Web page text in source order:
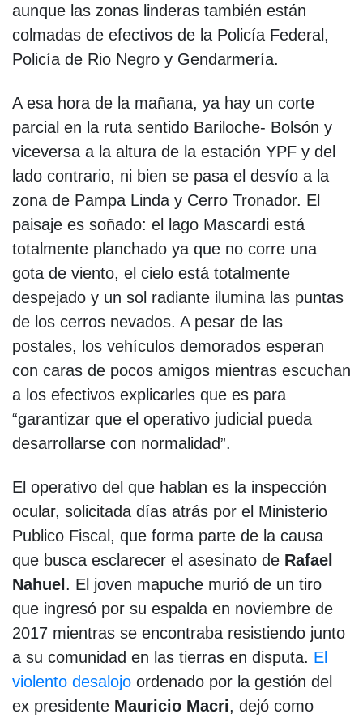
aunque las zonas linderas también están
colmadas de efectivos de la Policía Federal,
Policía de Rio Negro y Gendarmería.
A esa hora de la mañana, ya hay un corte
parcial en la ruta sentido Bariloche- Bolsón y
viceversa a la altura de la estación YPF y del
lado contrario, ni bien se pasa el desvío a la
zona de Pampa Linda y Cerro Tronador. El
paisaje es soñado: el lago Mascardi está
totalmente planchado ya que no corre una
gota de viento, el cielo está totalmente
despejado y un sol radiante ilumina las puntas
de los cerros nevados. A pesar de las
postales, los vehículos demorados esperan
con caras de pocos amigos mientras escuchan
a los efectivos explicarles que es para
“garantizar que el operativo judicial pueda
desarrollarse con normalidad”.
El operativo del que hablan es la inspección
ocular, solicitada días atrás por el Ministerio
Publico Fiscal, que forma parte de la causa
que busca esclarecer el asesinato de Rafael
Nahuel . El joven mapuche murió de un tiro
que ingresó por su espalda en noviembre de
2017 mientras se encontraba resistiendo junto
a su comunidad en las tierras en disputa. El
violento desalojo ordenado por la gestión del
ex presidente Mauricio Macri, dejó como